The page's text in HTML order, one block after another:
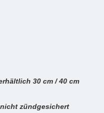
30 cm / 40 cm
zündgesichert